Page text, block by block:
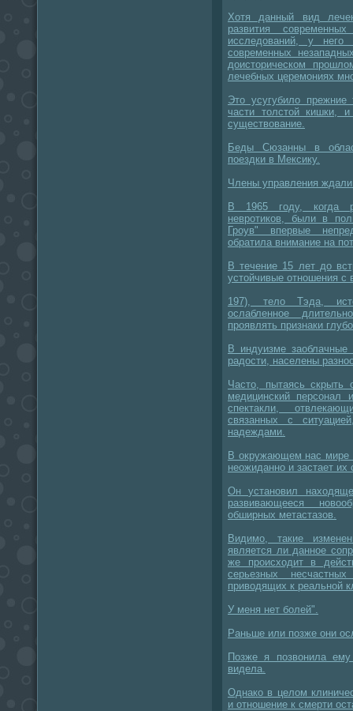
Хотя данный вид
развития
исследований, у него
современных
доисторическом
лечебных церемониях
Это усугубило прежние
части толстой кишки,
существование.
Беды Сюзанны в
поездки в Мексику.
Члены управления
В 1965 году, когда
невротиков, были в
Гроув" впервые
обратила внимание на
В течение 15 лет до
устойчивые отношения с
197), тело Тэда,
ослабленное
проявлять признаки
В индуизме
радости, населены
Часто, пытаясь скрыть
медицинский
спектакли,
связанных с
надеждами.
В окружающем нас мире
неожиданно и застает
Он установил
развивающееся
обширных метастазов.
Видимо, такие
является ли данное
же происходит в
серьезных
приводящих к реальной
У меня нет болей".
Раньше или позже они
Позже я позвонила
видела.
Однако в целом
и отношение к смерти